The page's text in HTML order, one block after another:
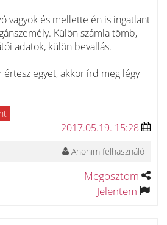
vagyok és mellette én is ingatlant
Külön számla tömb,
adatok, külön bevallás.
értesz egyet, akkor írd meg légy
2017.05.19. 15:28
Anonim felhasználó
Megosztom
Jelentem